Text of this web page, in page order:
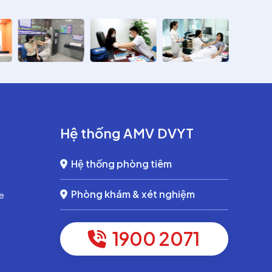
Hệ thống AMV DVYT
Hệ thống phòng tiêm
Phòng khám & xét nghiệm
1900 2071